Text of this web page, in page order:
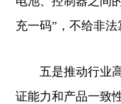
充一码”，不给非法
五是推动行业高
证能力和产品一致